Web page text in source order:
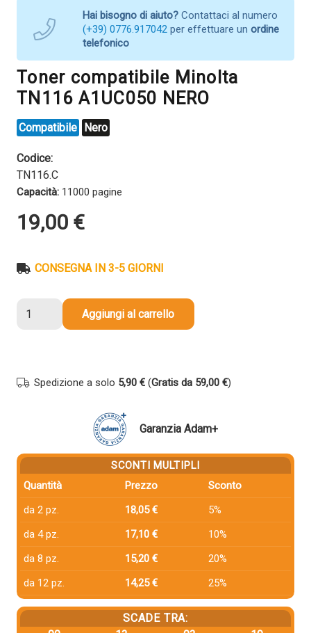
Hai bisogno di aiuto? Contattaci al numero
(+39) 0776.917042 per effettuare un ordine
telefonico
Toner compatibile Minolta
TN116 A1UC050 NERO
Compatibile Nero
Codice:
TN116.C
Capacità: 11000 pagine
19,00 €
CONSEGNA IN 3-5 GIORNI
compatibile
NERO
Aggiungi al carrello
Spedizione a solo 5,90 € (Gratis da 59,00 €)
Garanzia Adam+
SCONTI MULTIPLI
Quantità
Prezzo
Sconto
da 2 pz.
18,05 €
5%
da 4 pz.
17,10 €
10%
da 8 pz.
15,20 €
20%
da 12 pz.
14,25 € 25%
SCADE TRA: